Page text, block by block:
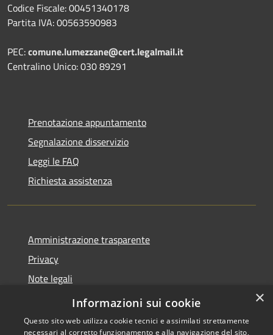
Codice Fiscale: 00451340178
Partita IVA: 00563590983
PEC:comune.lumezzane@cert.legalmail.it
Centralino Unico: 030 89291
Prenotazione appuntamento
Segnalazione disservizio
Leggi le FAQ
Richiesta assistenza
Amministrazione trasparente
Privacy
Note legali
Dichiarazione di accessibilità
×
Informazioni sui cookie
Questo sito web utilizza cookie tecnici e assimilati strettamente
necessari al corretto funzionamento e alla navigazione del sito,